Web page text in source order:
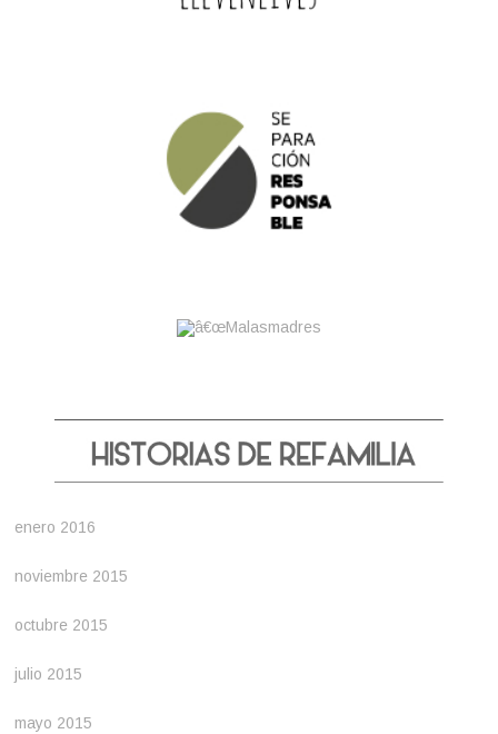
enero 2016
noviembre 2015
octubre 2015
julio 2015
mayo 2015